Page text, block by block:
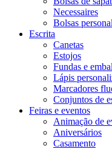
Necessaires
Bolsas
Escrita
Canetas
Estojos
Fundas e
Lápis
Marcadores
Conjuntos de
Feiras e eventos
Animação de
Aniversários
Casamento